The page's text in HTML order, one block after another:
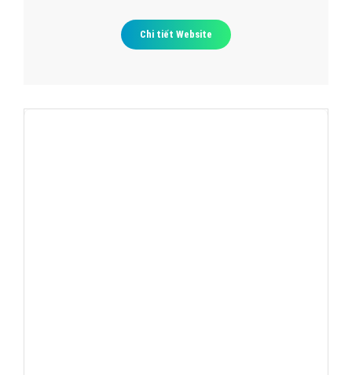
Chi tiết Website